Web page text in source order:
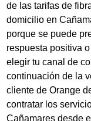
de las tarifas de
domicilio en
porque se puede
respuesta positiva
elegir tu canal de
continuación de la
cliente de Orange
contratar los
Cañamares desde